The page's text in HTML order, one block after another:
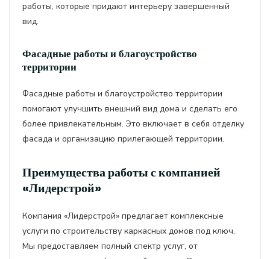
работы, которые придают интерьеру завершенный
вид.
Фасадные работы и благоустройство
территории
Фасадные работы и благоустройство территории
помогают улучшить внешний вид дома и сделать его
более привлекательным. Это включает в себя отделку
фасада и организацию прилегающей территории.
Преимущества работы с компанией
«Лидерстрой»
Компания «Лидерстрой» предлагает комплексные
услуги по строительству каркасных домов под ключ.
Мы предоставляем полный спектр услуг, от